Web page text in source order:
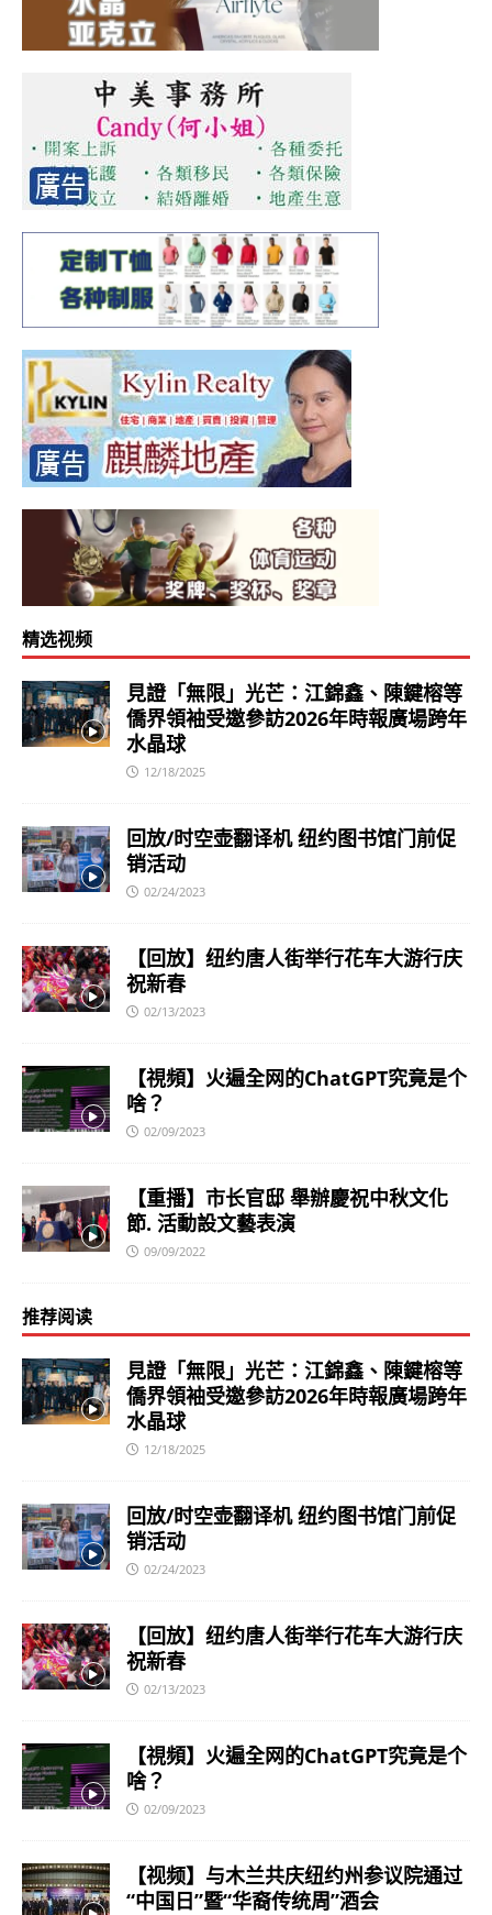
精选视频
見證「無限」光芒：江錦鑫、陳鍵榕等
僑界領袖受邀參訪2026年時報廣場跨年
水晶球
12/18/2025
回放/时空壶翻译机 纽约图书馆门前促
销活动
02/24/2023
【回放】纽约唐人街举行花车大游行庆
祝新春
02/13/2023
【視頻】火遍全网的ChatGPT究竟是个
啥？
02/09/2023
【重播】市长官邸 舉辦慶祝中秋文化
節. 活動設文藝表演
09/09/2022
推荐阅读
見證「無限」光芒：江錦鑫、陳鍵榕等
僑界領袖受邀參訪2026年時報廣場跨年
水晶球
12/18/2025
回放/时空壶翻译机 纽约图书馆门前促
销活动
02/24/2023
【回放】纽约唐人街举行花车大游行庆
祝新春
02/13/2023
【視頻】火遍全网的ChatGPT究竟是个
啥？
02/09/2023
【视频】与木兰共庆纽约州参议院通过
“中国日”暨“华裔传统周”酒会